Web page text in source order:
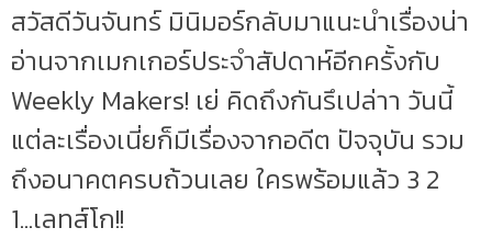
สวัสดีวันจันทร์ มินิมอร์กลับมาแนะนำเรื่องน่า
อ่านจากเมกเกอร์ประจำสัปดาห์อีกครั้งกับ
Weekly Makers! เย่ คิดถึงกันรึเปล่าา วันนี้
แต่ละเรื่องเนี่ยก็มีเรื่องจากอดีต ปัจจุบัน รวม
ถึงอนาคตครบถ้วนเลย ใครพร้อมแล้ว 3 2
1...เลทส์โก!!